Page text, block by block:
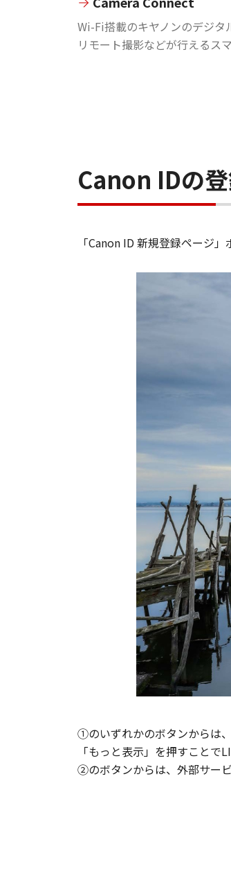
Wi-Fi搭載のキヤノンのデジタ
リモート撮影などが行えるス
Canon IDの
「Canon ID 新規登録ページ
①のいずれかのボタンからは
「もっと表示」を押すことで
②のボタンからは、外部サー